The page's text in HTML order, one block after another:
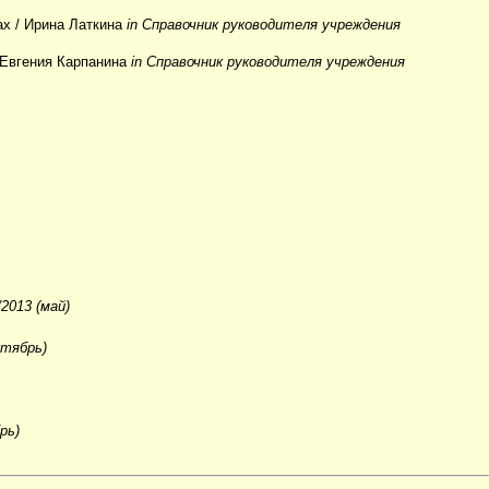
/ Ирина Латкинаin Справочник руководителя учреждения
Карпанинаin Справочник руководителя учреждения
(май)